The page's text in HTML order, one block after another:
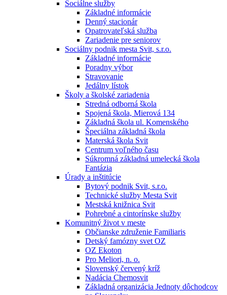
Sociálne služby
Základné informácie
Denný stacionár
Opatrovateľská služba
Zariadenie pre seniorov
Sociálny podnik mesta Svit, s.r.o.
Základné informácie
Poradny výbor
Stravovanie
Jedálny lístok
Školy a školské zariadenia
Stredná odborná škola
Spojená škola, Mierová 134
Základná škola ul. Komenského
Špeciálna základná škola
Materská škola Svit
Centrum voľného času
Súkromná základná umelecká škola
Fantázia
Úrady a inštitúcie
Bytový podnik Svit, s.r.o.
Technické služby Mesta Svit
Mestská knižnica Svit
Pohrebné a cintorínske služby
Komunitný život v meste
Občianske združenie Familiaris
Detský famózny svet OZ
OZ Ekoton
Pro Meliori, n. o.
Slovenský červený kríž
Nadácia Chemosvit
Základná organizácia Jednoty dôchodcov